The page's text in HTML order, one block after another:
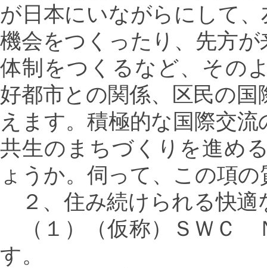
が日本にいながらにして
機会をつくったり、先方
体制をつくるなど、その
好都市との関係、区民の
えます。積極的な国際交
共生のまちづくりを進め
ょうか。伺って、この項
２、住み続けられる快適
（１）（仮称）ＳＷＣ
す。